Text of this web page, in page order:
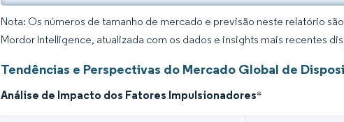
Nota: Os números de tamanho de mercado e previsão neste relatório
Mordor Intelligence, atualizada com os dados e insights mais recentes
Tendências e Perspectivas do Mercado Global de
Análise de Impacto dos Fatores Impulsionadores*